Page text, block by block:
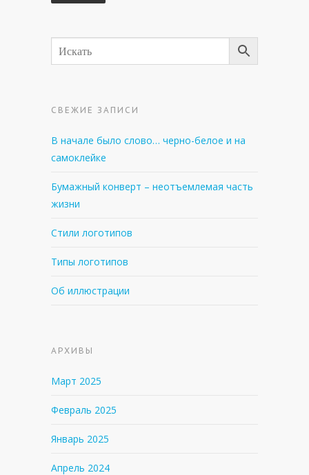
СВЕЖИЕ ЗАПИСИ
В начале было слово… черно-белое и на
самоклейке
Бумажный конверт – неотъемлемая часть
жизни
Стили логотипов
Типы логотипов
Об иллюстрации
АРХИВЫ
Март 2025
Февраль 2025
Январь 2025
Апрель 2024